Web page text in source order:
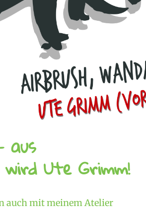
aus
Ute Grimm!
auch mit meinem Atelier